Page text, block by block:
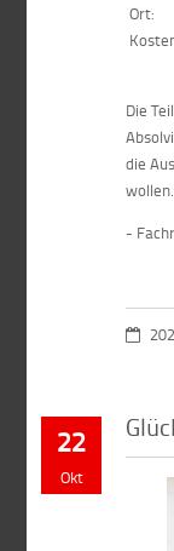
Ort:
Die
die
wollen.
-
22
Okt